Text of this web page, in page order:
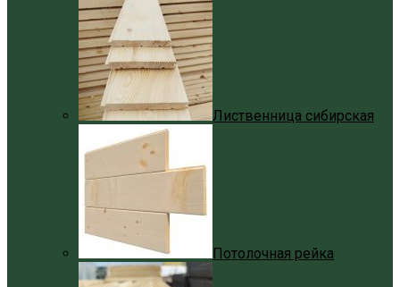
Лиственница сибирская
Потолочная рейка